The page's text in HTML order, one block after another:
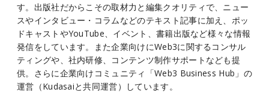
す。出版社だからこその取材力と編集クオリティで、ニュー
スやインタビュー・コラムなどのテキスト記事に加え、ポッ
ドキャストやYouTube、イベント、書籍出版など様々な情報
発信をしています。また企業向けにWeb3に関するコンサル
ティングや、社内研修、コンテンツ制作サポートなども提
供。さらに企業向けコミュニティ「Web3 Business Hub」の
運営（Kudasaiと共同運営）しています。